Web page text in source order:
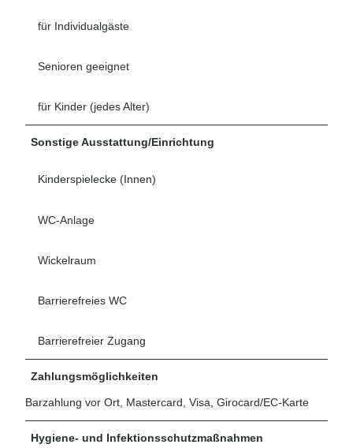
für Individualgäste
Senioren geeignet
für Kinder (jedes Alter)
Sonstige Ausstattung/Einrichtung
Kinderspielecke (Innen)
WC-Anlage
Wickelraum
Barrierefreies WC
Barrierefreier Zugang
Zahlungsmöglichkeiten
Barzahlung vor Ort, Mastercard, Visa, Girocard/EC-Karte
Hygiene- und Infektionsschutzmaßnahmen